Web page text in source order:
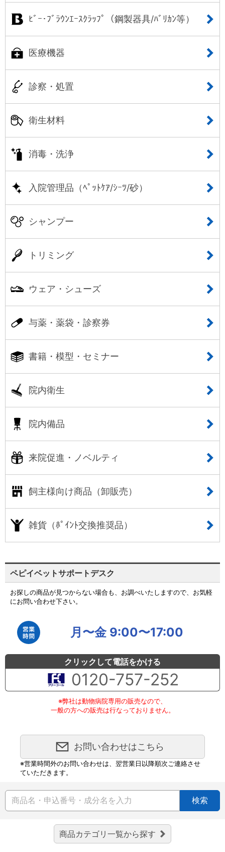
ﾋﾞｰ･ﾌﾞﾗｳﾝｴｰｽｸﾗｯﾌﾟ（鋼製器具/ﾊﾞﾘｶﾝ等）
医療機器
診察・処置
衛生材料
消毒・洗浄
入院管理品（ﾍﾟｯﾄｹｱ/ｼｰﾂ/砂）
シャンプー
トリミング
ウェア・シューズ
与薬・薬袋・診察券
書籍・模型・セミナー
院内衛生
院内備品
来院促進・ノベルティ
飼主様向け商品（卸販売）
雑貨（ﾎﾟｲﾝﾄ交換推奨品）
ペピイベットサポートデスク
お探しの商品が見つからない場合も、お調べいたしますので、お気軽
にお問い合わせ下さい。
月〜金 9:00〜17:00
クリックして電話をかける
0120-757-252
※弊社は動物病院専用の販売なので、
一般の方への販売は行なっておりません。
お問い合わせはこちら
※営業時間外のお問い合わせは、翌営業日以降順次ご連絡させ
ていただきます。
検索
商品カテゴリ一覧から探す